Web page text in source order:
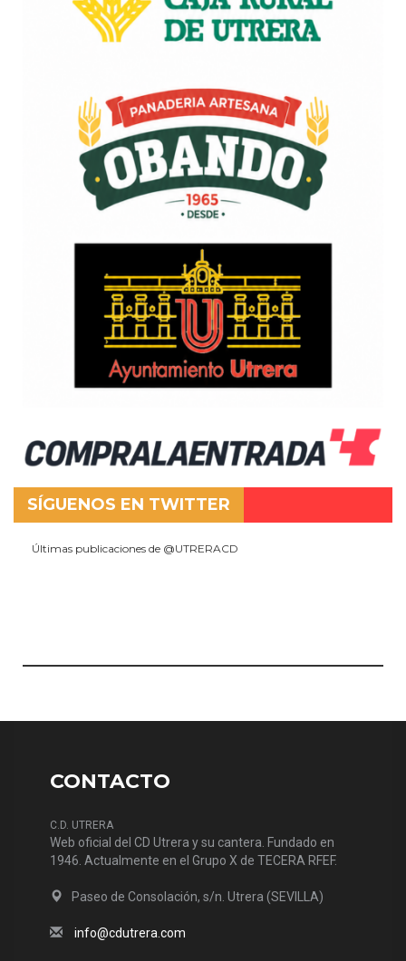
SÍGUENOS EN TWITTER
Últimas publicaciones de @UTRERACD
CONTACTO
C.D. UTRERA
Web oficial del CD Utrera y su cantera. Fundado en
1946. Actualmente en el Grupo X de TECERA RFEF.
Paseo de Consolación, s/n. Utrera (SEVILLA)
info@cdutrera.com